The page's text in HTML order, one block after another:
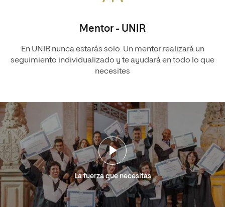
Mentor - UNIR
En UNIR nunca estarás solo. Un mentor realizará un
seguimiento individualizado y te ayudará en todo lo que
necesites
La fuerza que necesitas